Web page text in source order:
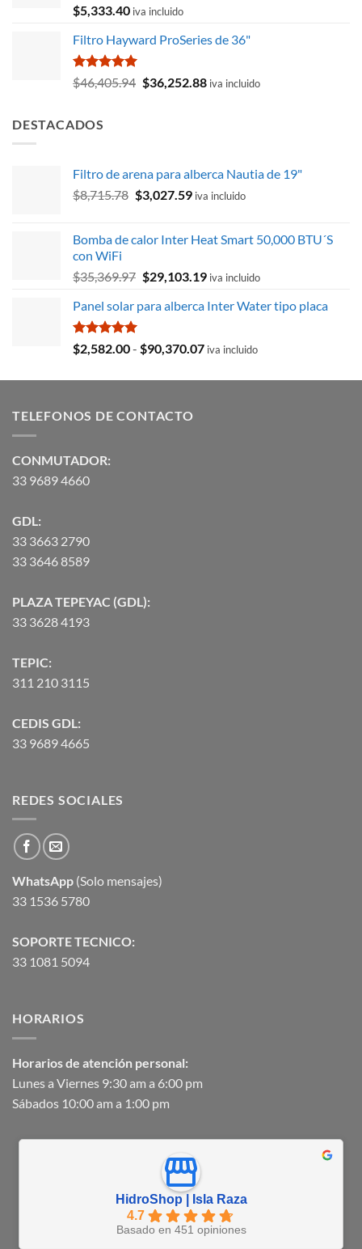
$2,724.41.
Valorado
con
de 5
$5,333.40 iva incluido
Filtro Hayward ProSeries de 36"
Valorado
con
$46,405.94 El
$36,252.88Eliva incluido
DESTACADOS
Filtro de arena para alberca Nautia de 19"
$8,715.78 El
era:
$3,027.59El
es:
iva incluido
Bomba de calor Inter Heat Smart 50,000 BTU´S
con WiFi
$35,369.97 El
original
$35,369.97.
$29,103.19El
actual
$29,103.19.
iva incluido
Panel solar para alberca Inter Water tipo placa
Valorado
con
$2,582.00- $90,370.07Rango
precios:
iva incluido
TELEFONOS DE CONTACTO
CONMUTADOR:
33 9689 4660
GDL:
33 3663 2790
33 3646 8589
PLAZA TEPEYAC (GDL):
33 3628 4193
TEPIC:
311 210 3115
CEDIS GDL:
33 9689 4665
REDES SOCIALES
WhatsApp (Solo mensajes)
33 1536 5780
SOPORTE TECNICO:
33 1081 5094
HORARIOS
Horarios de atención personal:
Lunes a Viernes 9:30 am a 6:00 pm
Sábados 10:00 am a 1:00 pm
HidroShop | Isla Raza
4.7
Basado en 451 opiniones